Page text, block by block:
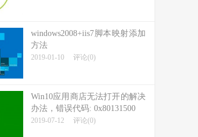
windows2008+iis7脚本映射添加
方法
2019-01-10 评论(0)
Win10应用商店无法打开的解决
办法，错误代码: 0x80131500
2019-07-12 评论(0)